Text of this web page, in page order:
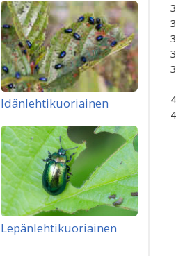
Idänlehtikuoriainen
Lepänlehtikuoriainen